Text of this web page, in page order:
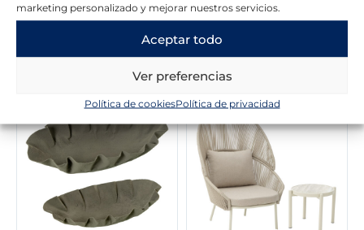
marketing personalizado y mejorar nuestros servicios.
Aceptar todo
Ver preferencias
Política de cookiesPolítica de privacidad
Novedades en la tienda